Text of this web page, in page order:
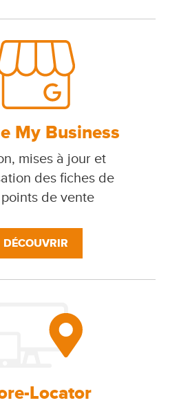
My Business
mises à jour et
des fiches de
de vente
DÉCOUVRIR
Locator